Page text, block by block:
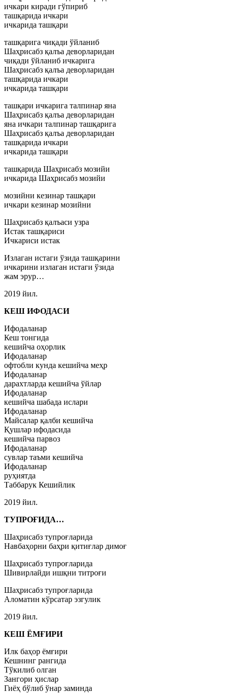
ичкари киради гўпириб
ташқарида ичкари
ичкарида ташқари
ташқарига чиқади ўйланиб
Шаҳрисабз қалъа деворларидан
чиқади ўйланиб ичкарига
Шаҳрисабз қалъа деворларидан
ташқарида ичкари
ичкарида ташқари
ташқари ичкарига талпинар яна
Шаҳрисабз қалъа деворларидан
яна ичкари талпинар ташқарига
Шаҳрисабз қалъа деворларидан
ташқарида ичкари
ичкарида ташқари
ташқарида Шаҳрисабз мозийи
ичкарида Шаҳрисабз мозийи
мозийни кезинар ташқари
ичкари кезинар мозийни
Шаҳрисабз қалъаси узра
Истак ташқариси
Ичкариси истак
Излаган истаги ўзида ташқарини
ичкарини излаган истаги ўзида
жам эрур…
2019 йил.
КЕШ ИФОДАСИ
Ифодаланар
Кеш тонгида
кешийча оҳорлик
Ифодаланар
офтобли кунда кешийча меҳр
Ифодаланар
дарахтларда кешийча ўйлар
Ифодаланар
кешийча шабада ислари
Ифодаланар
Майсалар қалби кешийча
Қушлар ифодасида
кешийча парвоз
Ифодаланар
сувлар таъми кешийча
Ифодаланар
руҳиятда
Таббарук Кешийлик
2019 йил.
ТУПРОҒИДА…
Шаҳрисабз тупроғларида
Навбаҳорни баҳри қитиғлар димоғ
Шаҳрисабз тупроғларида
Шивирлайди ишқни титроғи
Шаҳрисабз тупроғларида
Аломатин кўрсатар эзгулик
2019 йил.
КЕШ ЁМҒИРИ
Илк баҳор ёмғири
Кешнинг рангида
Тўкилиб олган
Зангори ҳислар
Гиёҳ бўлиб ўнар заминда